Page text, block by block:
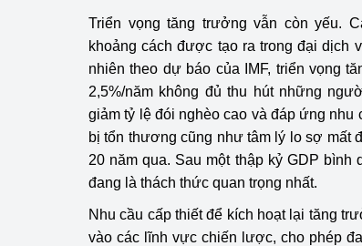
Triển vọng tăng trưởng vẫn còn yếu.
khoảng cách được tạo ra trong đại dịch
nhiên theo dự báo của IMF, triển vọng
2,5%/năm không đủ thu hút những
giảm tỷ lệ đói nghèo cao và đáp ứng
bị tổn thương cũng như tâm lý lo sợ mất
20 năm qua. Sau một thập kỷ GDP
đang là thách thức quan trọng nhất.
Nhu cầu cấp thiết để kích hoạt lại tăng
vào các lĩnh vực chiến lược, cho phép